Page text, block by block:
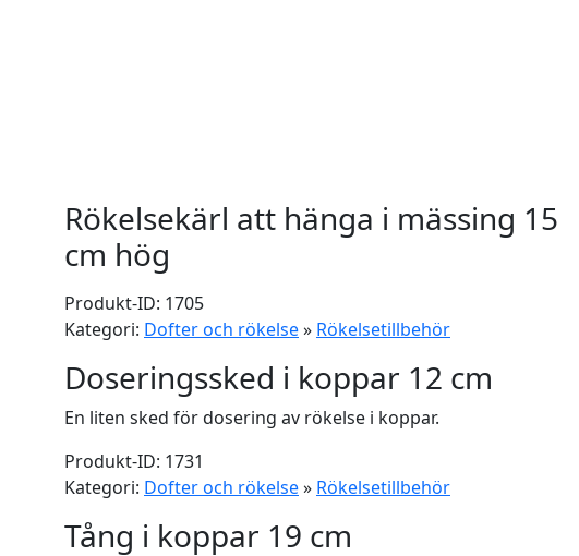
Rökelsekärl att hänga i mässing 15
cm hög
Produkt-ID: 1705
Kategori: Dofter och rökelse» Rökelsetillbehör
Doseringssked i koppar 12 cm
En liten sked för dosering av rökelse i koppar.
Produkt-ID: 1731
Kategori: Dofter och rökelse» Rökelsetillbehör
Tång i koppar 19 cm